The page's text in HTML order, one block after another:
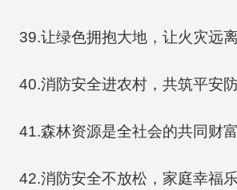
39.让绿色拥抱大地，让火灾远离
40.消防安全进农村，共筑平安防
41.森林资源是全社会的共同财富
42.消防安全不放松，家庭幸福乐